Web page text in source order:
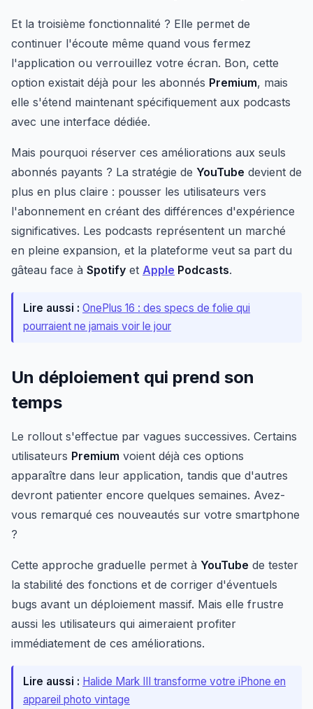
Et la troisième fonctionnalité ? Elle permet de
continuer l'écoute même quand vous fermez
l'application ou verrouillez votre écran. Bon, cette
option existait déjà pour les abonnés Premium, mais
elle s'étend maintenant spécifiquement aux podcasts
avec une interface dédiée.
Mais pourquoi réserver ces améliorations aux seuls
abonnés payants ? La stratégie de YouTube devient de
plus en plus claire : pousser les utilisateurs vers
l'abonnement en créant des différences d'expérience
significatives. Les podcasts représentent un marché
en pleine expansion, et la plateforme veut sa part du
gâteau face à Spotify et Apple Podcasts.
Lire aussi : OnePlus 16 : des specs de folie qui
pourraient ne jamais voir le jour
Un déploiement qui prend son
temps
Le rollout s'effectue par vagues successives. Certains
utilisateurs Premium voient déjà ces options
apparaître dans leur application, tandis que d'autres
devront patienter encore quelques semaines. Avez-
vous remarqué ces nouveautés sur votre smartphone
?
Cette approche graduelle permet à YouTube de tester
la stabilité des fonctions et de corriger d'éventuels
bugs avant un déploiement massif. Mais elle frustre
aussi les utilisateurs qui aimeraient profiter
immédiatement de ces améliorations.
Lire aussi : Halide Mark III transforme votre iPhone en
appareil photo vintage